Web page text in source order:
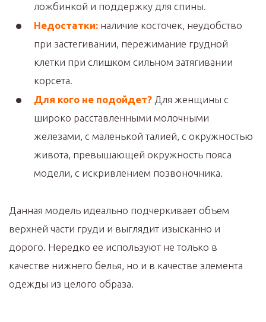
ложбинкой и поддержку для спины.
Недостатки: наличие косточек, неудобство
при застегивании, пережимание грудной
клетки при слишком сильном затягивании
корсета.
Для кого не подойдет? Для женщины с
широко расставленными молочными
железами, с маленькой талией, с окружностью
живота, превышающей окружность пояса
модели, с искривлением позвоночника.
Данная модель идеально подчеркивает объем
верхней части груди и выглядит изысканно и
дорого. Нередко ее используют не только в
качестве нижнего белья, но и в качестве элемента
одежды из целого образа.